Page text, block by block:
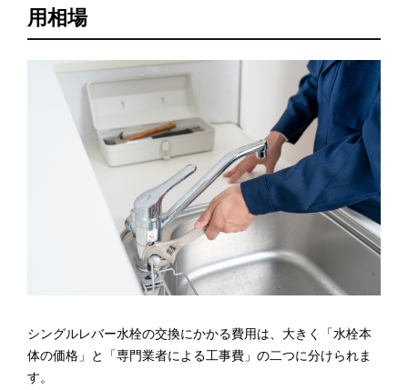
用相場
シングルレバー水栓の交換にかかる費用は、大きく「水栓本
体の価格」と「専門業者による工事費」の二つに分けられま
す。